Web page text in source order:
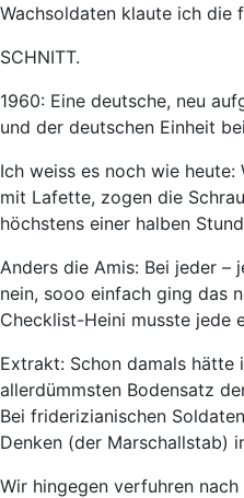
Wachsoldaten klaute ich die
SCHNITT.
1960: Eine deutsche, neu
und der deutschen Einheit
Ich weiss es noch wie
mit Lafette, zogen die
höchstens einer halben
Anders die Amis: Bei jeder –
nein, sooo einfach ging das
Checklist-Heini musste jede
Extrakt: Schon damals hätte
allerdümmsten Bodensatz
Bei friderizianischen
Denken (der Marschallstab)
Wir hingegen verfuhren